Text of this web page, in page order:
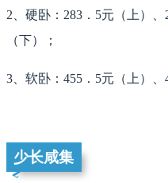
2、硬卧：283．5元（上）
（下）；
3、软卧：455．5元（上）、
少长咸集